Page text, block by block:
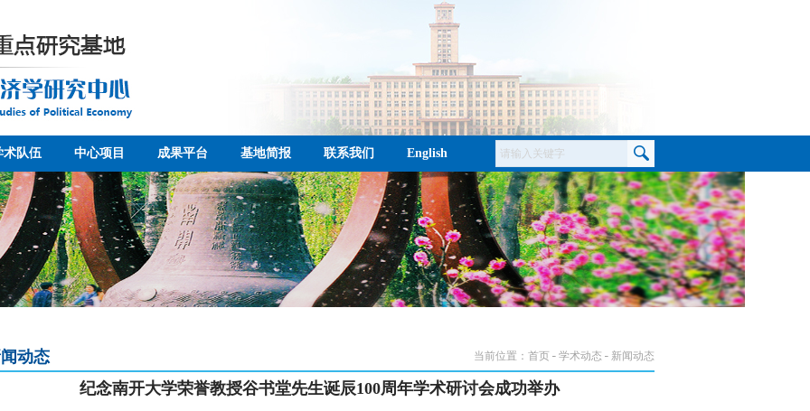
术队伍 中心项目 成果平台 基地简报 联系我们 English
动态 当前位置： 首页 学术动态 新闻动态
纪念南开大学荣誉教授谷书堂先生诞辰100周年学术研讨会成功举办